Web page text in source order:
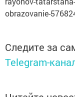
obrazovanie-
Telegram-
Читайте